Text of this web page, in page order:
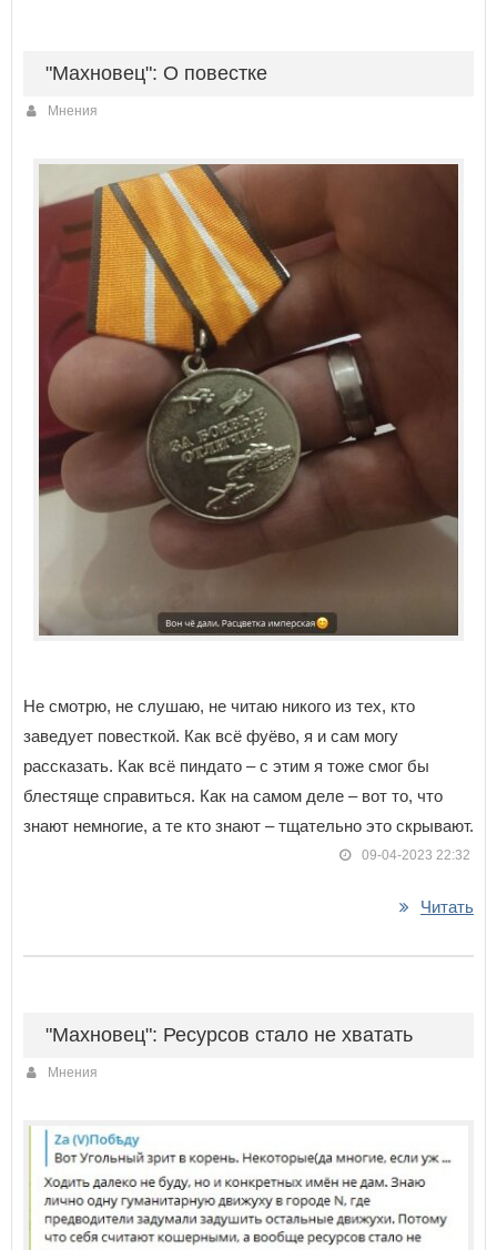
"Махновец": О повестке
Мнения
Не смотрю, не слушаю, не читаю никого из тех, кто
заведует повесткой. Как всё фуёво, я и сам могу
рассказать. Как всё пиндато – с этим я тоже смог бы
блестяще справиться. Как на самом деле – вот то, что
знают немногие, а те кто знают – тщательно это скрывают.
09-04-2023 22:32
Читать
"Махновец": Ресурсов стало не хватать
Мнения